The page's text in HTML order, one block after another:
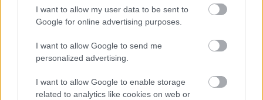
I want to allow my user data to be sent to
Google for online advertising purposes.
I want to allow Google to send me
personalized advertising.
I want to allow Google to enable storage
related to analytics like cookies on web or
24.hu-nak Balogh László azt mondta:
Budapesten 3–3,5 százalékos áremelkedés
történt a program bejelentése óta. De
természetesen ez is ingatlanonként eltérő – a
társasházi lakásoknál ez a szint, de a családi
házaknál és az ikerházaknál lassabb a tempó. A